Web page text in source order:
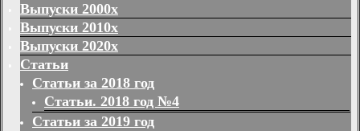
Выпуски 2000х
Выпуски 2010х
Выпуски 2020х
Статьи
Статьи за 2018 год
Статьи. 2018 год №4
Статьи за 2019 год